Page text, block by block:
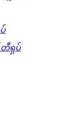
တီရှပ်